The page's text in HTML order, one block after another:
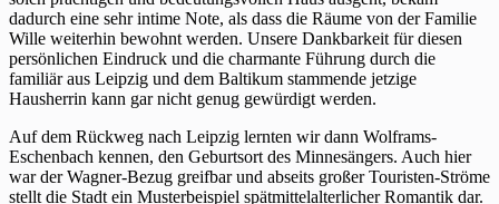
dadurch eine sehr intime Note, als dass die Räume von der Familie
Wille weiterhin bewohnt werden. Unsere Dankbarkeit für diesen
persönlichen Eindruck und die charmante Führung durch die
familiär aus Leipzig und dem Baltikum stammende jetzige
Hausherrin kann gar nicht genug gewürdigt werden.
Auf dem Rückweg nach Leipzig lernten wir dann Wolframs-
Eschenbach kennen, den Geburtsort des Minnesängers. Auch hier
war der Wagner-Bezug greifbar und abseits großer Touristen-Ströme
stellt die Stadt ein Musterbeispiel spätmittelalterlicher Romantik dar.